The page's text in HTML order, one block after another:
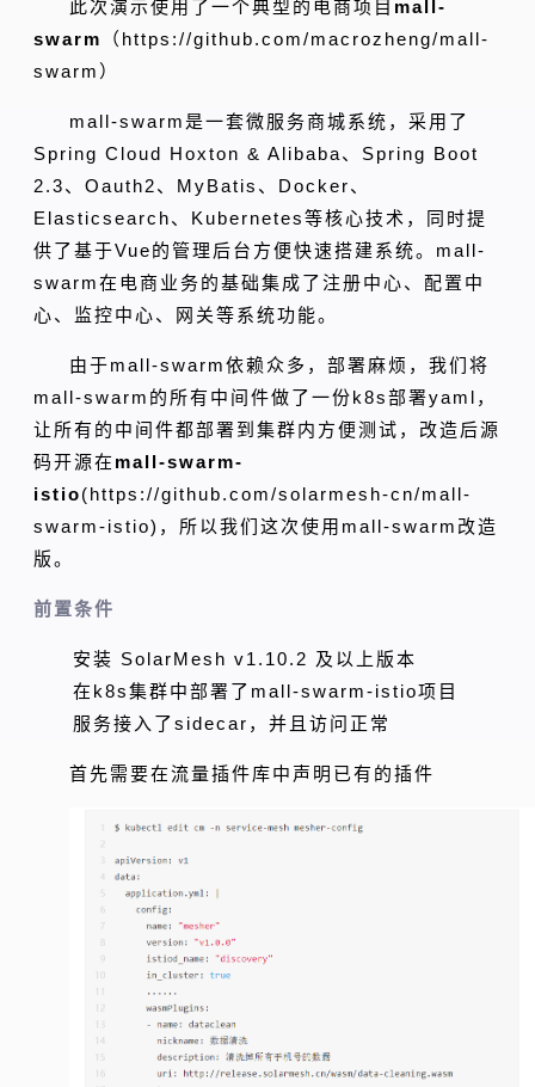
此次演示使用了一个典型的电商项目 mall-
swarm
（ https://github.com/macrozheng/mall-
swarm）
mall-swarm是一套微服务商城系统，采用了
Spring Cloud Hoxton & Alibaba、Spring Boot
2.3、Oauth2、MyBatis、Docker、
Elasticsearch、Kubernetes等核心技术，同时提
供了基于Vue的管理后台方便快速搭建系统。mall-
swarm在电商业务的基础集成了注册中心、配置中
心、监控中心、网关等系统功能。
由于mall-swarm依赖众多，部署麻烦，我们将
mall-swarm的所有中间件做了一份k8s部署yaml，
让所有的中间件都部署到集群内方便测试，改造后源
码开源在 mall-swarm-
istio(https://github.com/solarmesh-cn/mall-
swarm-istio)，所以我们这次使用mall-swarm改造
版。
前置条件
安装 SolarMesh v1.10.2 及以上版本
在k8s集群中部署了mall-swarm-istio项目
服务接入了sidecar，并且访问正常
首先需要在流量插件库中声明已有的插件